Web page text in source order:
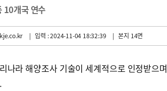
10개국 연수
| 입력 : 2024-11-04 18:32:39 | 본지 14면
나라 해양조사 기술이 세계적으로 인정받으